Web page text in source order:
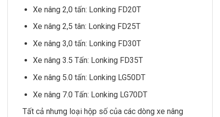
Xe nâng 2,0 tấn: Lonking FD20T
Xe nâng 2,5 tân: Lonking FD25T
Xe nâng 3,0 tấn: Lonking FD30T
Xe nâng 3.5 Tấn: Lonking FD35T
Xe nâng 5.0 tấn: Lonking LG50DT
Xe nâng 7.0 Tấn: Lonking LG70DT
Tất cả nhưng loại hộp số của các dòng xe nâng